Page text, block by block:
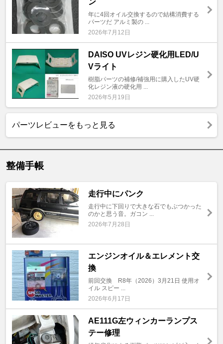
年に4回オイル交換するので結構消費する
パーツだ アルミ製の ...
2026年7月12日
DAISO UVレジン硬化用LED/U
Vライト
樹脂パーツの補修/補強用に購入したUV硬
化レジン液の硬化用 ...
2026年5月19日
パーツレビューをもっと見る
整備手帳
走行中にパンク
走行中に下回りで大きな石でもぶつかった
のかと思う音。ガコン ...
2026年7月28日
エンジンオイル＆エレメント交
換
前回交換 R8年（2026）3月21日 使用オ
イル スピー ...
2026年6月17日
AE111G左ウィンカーランプス
テー修理